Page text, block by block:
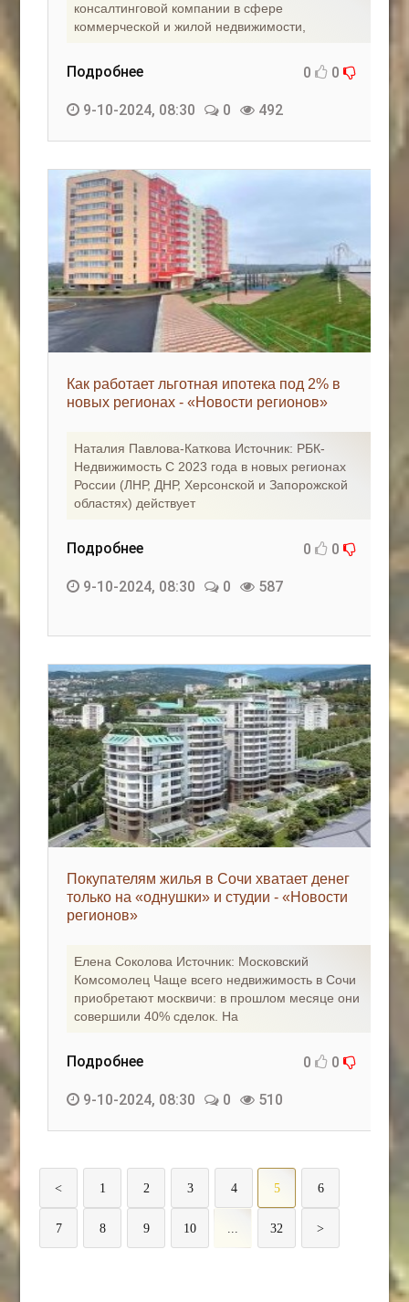
консалтинговой компании в сфере
коммерческой и жилой недвижимости,
Подробнее 0 0
9-10-2024, 08:30 0 492
Как работает льготная ипотека под 2% в
новых регионах - «Новости регионов»
Наталия Павлова-Каткова Источник: РБК-
Недвижимость С 2023 года в новых регионах
России (ЛНР, ДНР, Херсонской и Запорожской
областях) действует
Подробнее 0 0
9-10-2024, 08:30 0 587
Покупателям жилья в Сочи хватает денег
только на «однушки» и студии - «Новости
регионов»
Елена Соколова Источник: Московский
Комсомолец Чаще всего недвижимость в Сочи
приобретают москвичи: в прошлом месяце они
совершили 40% сделок. На
Подробнее 0 0
9-10-2024, 08:30 0 510
< 1 2 3 4 5 6
7 8 9 10 ... 32 >